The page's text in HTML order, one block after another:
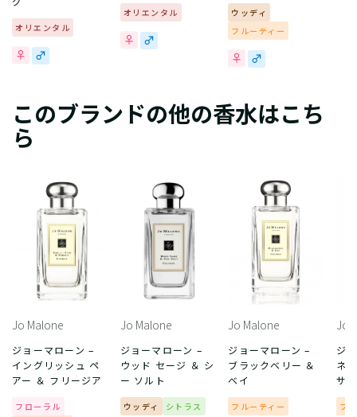
オリエンタル
オリエンタル
ウッディ
フルーティー
このブランドの他の香水はこち
ら
Jo Malone
ジョーマローン –
イングリッシュ ペ
アー ＆ フリージア
フローラル
Jo Malone
ジョーマローン –
ウッド セージ ＆ シ
ー ソルト
ウッディ シトラス
Jo Malone
ジョーマローン –
ブラックベリー ＆
ベイ
フルーティー
Jo
ジ
ネ
サ
フ